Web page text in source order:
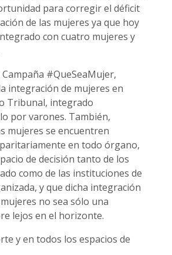
para corregir el déficit
de las mujeres ya que hoy
con cuatro mujeres y
#QueSeaMujer,
integración de mujeres en
Tribunal, integrado
por varones. También,
mujeres se encuentren
en todo órgano,
de decisión tanto de los
como de las instituciones de
y que dicha integración
no sea sólo una
lejos en el horizonte.
y en todos los espacios de